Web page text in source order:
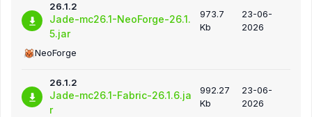
26.1.2
Jade-mc26.1-NeoForge-26.1.
5.jar
NeoForge
973.7
Kb
23-06-
2026
26.1.2
Jade-mc26.1-Fabric-26.1.6.ja
r
992.27
Kb
23-06-
2026